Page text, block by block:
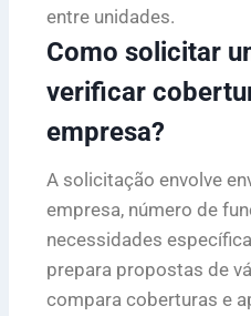
entre unidades.
Como solicitar
verificar
empresa?
A solicitação envolve
empresa, número de
necessidades
prepara propostas de
compara coberturas e